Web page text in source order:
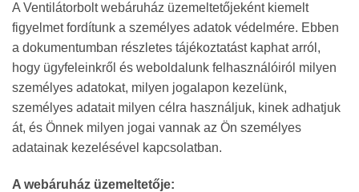
A Ventilátorbolt webáruház üzemeltetőjeként kiemelt
figyelmet fordítunk a személyes adatok védelmére. Ebben
a dokumentumban részletes tájékoztatást kaphat arról,
hogy ügyfeleinkről és weboldalunk felhasználóiról milyen
személyes adatokat, milyen jogalapon kezelünk,
személyes adatait milyen célra használjuk, kinek adhatjuk
át, és Önnek milyen jogai vannak az Ön személyes
adatainak kezelésével kapcsolatban.
A webáruház üzemeltetője: